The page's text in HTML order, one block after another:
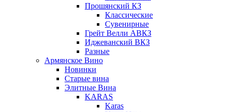
Прошянский КЗ
Классические
Сувенирные
Грейт Велли АВКЗ
Иджеванский ВКЗ
Разные
Армянское Вино
Новинки
Старые вина
Элитные Вина
KARAS
Karas